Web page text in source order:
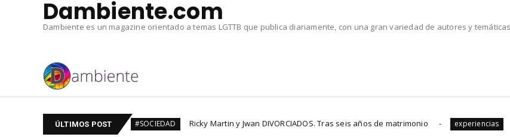
Dambiente.com
Dambiente es un magazine orientado a temas LGTTB que publica diariamente, con una gran variedad de autores y
ÚLTIMOS POST
#SOCIEDAD Ricky Martin y Jwan DIVORCIADOS. Tras seis años de matrimonio experiencias Sexo Oral: Beneficios